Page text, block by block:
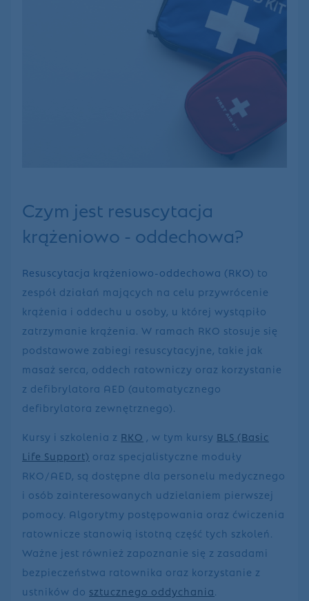
Czym jest resuscytacja
krążeniowo - oddechowa?
Resuscytacja krążeniowo-oddechowa (RKO) to
zespół działań mających na celu przywrócenie
krążenia i oddechu u osoby, u której wystąpiło
zatrzymanie krążenia. W ramach RKO stosuje się
podstawowe zabiegi resuscytacyjne, takie jak
masaż serca, oddech ratowniczy oraz korzystanie
z defibrylatora AED (automatycznego
defibrylatora zewnętrznego).
Kursy i szkolenia z RKO , w tym kursy BLS (Basic
Life Support) oraz specjalistyczne moduły
RKO/AED, są dostępne dla personelu medycznego
i osób zainteresowanych udzielaniem pierwszej
pomocy. Algorytmy postępowania oraz ćwiczenia
ratownicze stanowią istotną część tych szkoleń.
Ważne jest również zapoznanie się z zasadami
bezpieczeństwa ratownika oraz korzystanie z
ustników do sztucznego oddychania